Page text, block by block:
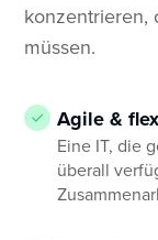
konzentrieren,
müssen.
Agile &
Eine IT, die
überall